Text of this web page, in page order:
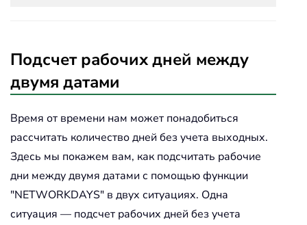
Подсчет рабочих дней между
двумя датами
Время от времени нам может понадобиться
рассчитать количество дней без учета выходных.
Здесь мы покажем вам, как подсчитать рабочие
дни между двумя датами с помощью функции
"NETWORKDAYS" в двух ситуациях. Одна
ситуация — подсчет рабочих дней без учета